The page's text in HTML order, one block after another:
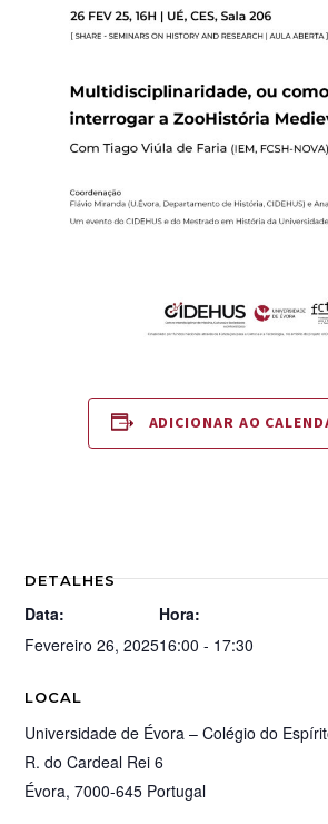
ADICIONAR AO
DETALHES
Data:
Fevereiro 26, 2025
Hora:
16:00 - 17:30
LOCAL
Universidade de Évora – Colégio do
R. do Cardeal Rei 6
Évora, 7000-645 Portugal